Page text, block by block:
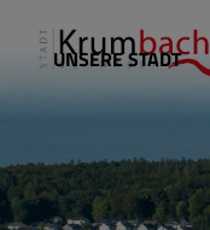
UNSERE STADT